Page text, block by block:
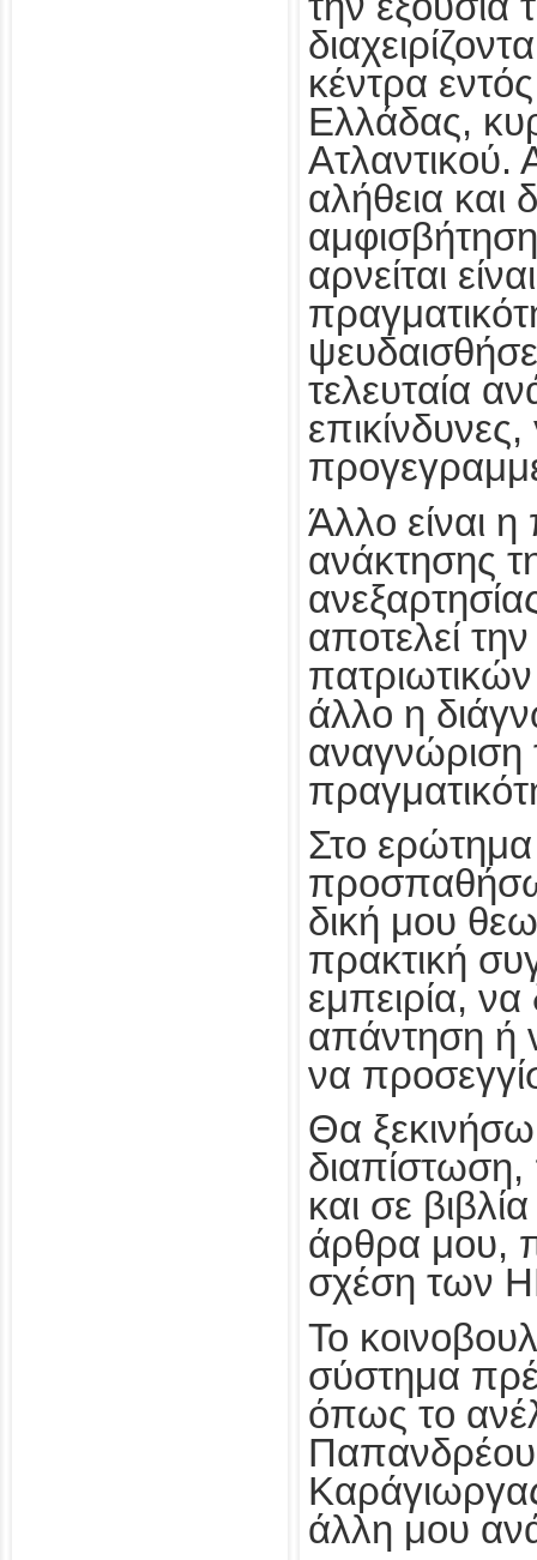
κέντρα
Ελλάδας,
Ατλαντικού.
αλήθεια και
αρνείται
τελευταία
Άλλο είναι
ανάκτησης
αποτελεί
άλλο η
αναγνώριση
Στο
δική μου
πρακτική
εμπειρία,
απάντηση
να
Θα
και σε
άρθρα μου,
σχέση των
Το
σύστημα
όπως το
άλλη μου